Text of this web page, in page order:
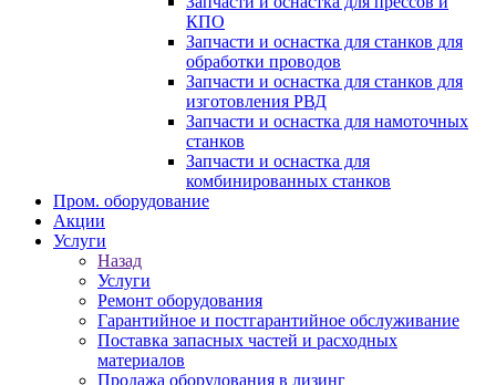
КПО
Запчасти и оснастка для станков для
обработки проводов
Запчасти и оснастка для станков для
изготовления РВД
Запчасти и оснастка для намоточных
станков
Запчасти и оснастка для
комбинированных станков
Пром. оборудование
Акции
Услуги
Назад
Услуги
Ремонт оборудования
Гарантийное и постгарантийное обслуживание
Поставка запасных частей и расходных
материалов
Продажа оборудования в лизинг